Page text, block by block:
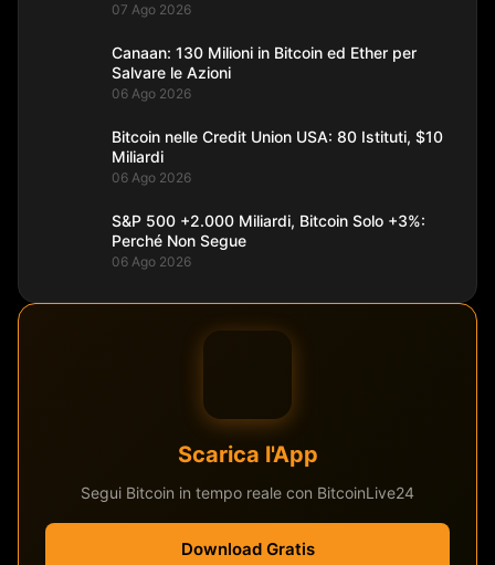
07 Ago 2026
Canaan: 130 Milioni in Bitcoin ed Ether per
Salvare le Azioni
06 Ago 2026
Bitcoin nelle Credit Union USA: 80 Istituti, $10
Miliardi
06 Ago 2026
S&P 500 +2.000 Miliardi, Bitcoin Solo +3%:
Perché Non Segue
06 Ago 2026
Scarica l'App
Segui Bitcoin in tempo reale con BitcoinLive24
Download Gratis